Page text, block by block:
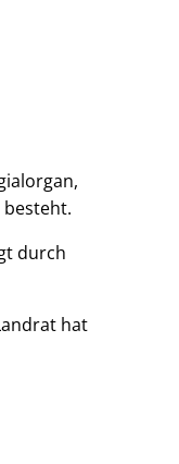
durch
hat